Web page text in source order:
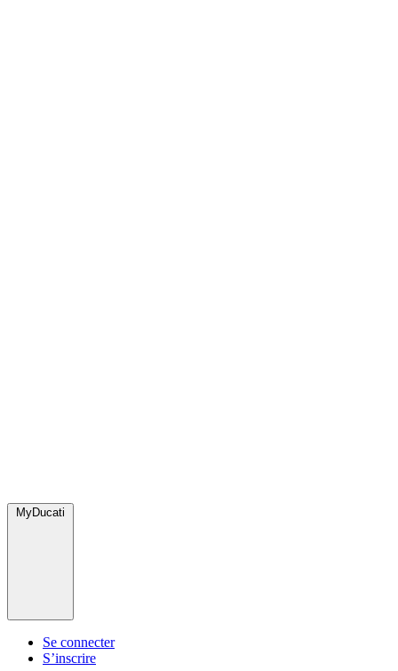
MyDucati
Se connecter
S’inscrire